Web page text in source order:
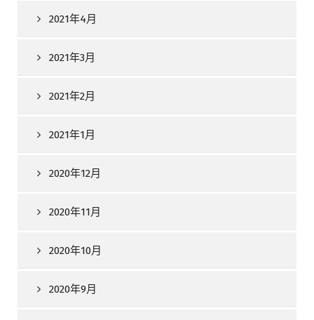
2021年4月
2021年3月
2021年2月
2021年1月
2020年12月
2020年11月
2020年10月
2020年9月